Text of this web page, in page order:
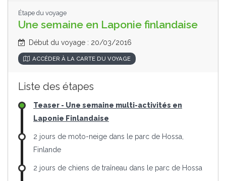
Étape du voyage
Une semaine en Laponie finlandaise
Début du voyage : 20/03/2016
ACCÉDER À LA CARTE DU VOYAGE
Liste des étapes
Teaser - Une semaine multi-activités en
Laponie Finlandaise
2 jours de moto-neige dans le parc de Hossa,
Finlande
2 jours de chiens de traîneau dans le parc de Hossa